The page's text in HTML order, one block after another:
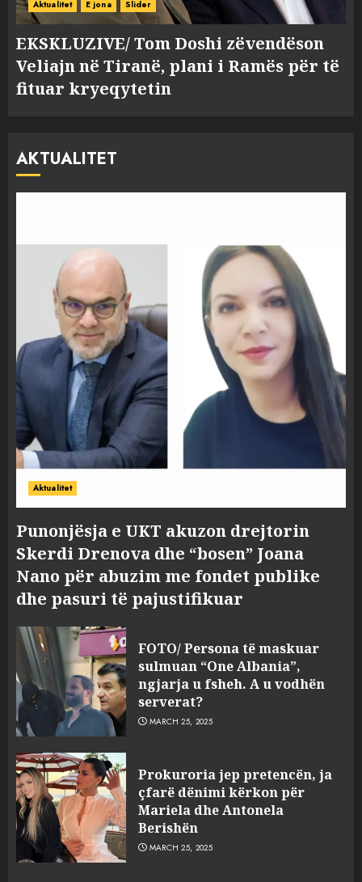
Aktualitet E jona Slider
EKSKLUZIVE/ Tom Doshi zëvendëson
Veliajn në Tiranë, plani i Ramës për të
fituar kryeqytetin
AKTUALITET
Aktualitet
Punonjësja e UKT akuzon drejtorin
Skerdi Drenova dhe “bosen” Joana
Nano për abuzim me fondet publike
dhe pasuri të pajustifikuar
FOTO/ Persona të maskuar
sulmuan “One Albania”,
ngjarja u fsheh. A u vodhën
serverat?
MARCH 25, 2025
Prokuroria jep pretencën, ja
çfarë dënimi kërkon për
Mariela dhe Antonela
Berishën
MARCH 25, 2025